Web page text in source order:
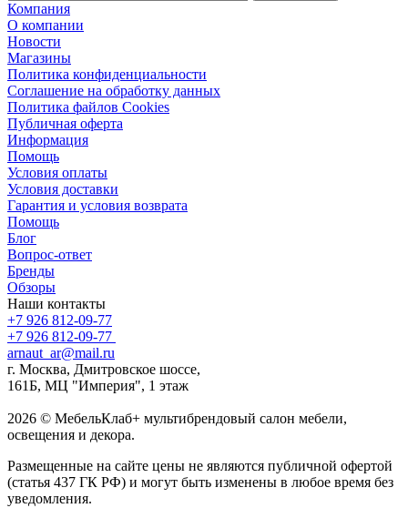
Компания
О компании
Новости
Магазины
Политика конфиденциальности
Соглашение на обработку данных
Политика файлов Cookies
Публичная оферта
Информация
Помощь
Условия оплаты
Условия доставки
Гарантия и условия возврата
Помощь
Блог
Вопрос-ответ
Бренды
Обзоры
Наши контакты
+7 926 812-09-77
+7 926 812-09-77
arnaut_ar@mail.ru
г. Москва, Дмитровское шоссе,
161Б, МЦ "Империя", 1 этаж
2026 © МебельКлаб+ мультибрендовый салон мебели,
освещения и декора.
Размещенные на сайте цены не являются публичной офертой
(статья 437 ГК РФ) и могут быть изменены в любое время без
уведомления.